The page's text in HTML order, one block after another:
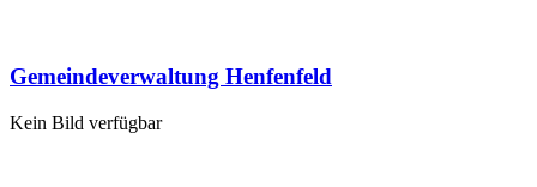
Gemeindeverwaltung Henfenfeld
Kein Bild verfügbar